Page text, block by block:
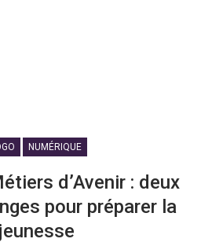
NUMÉRIQUE
d’Avenir : deux
pour préparer la
jeunesse